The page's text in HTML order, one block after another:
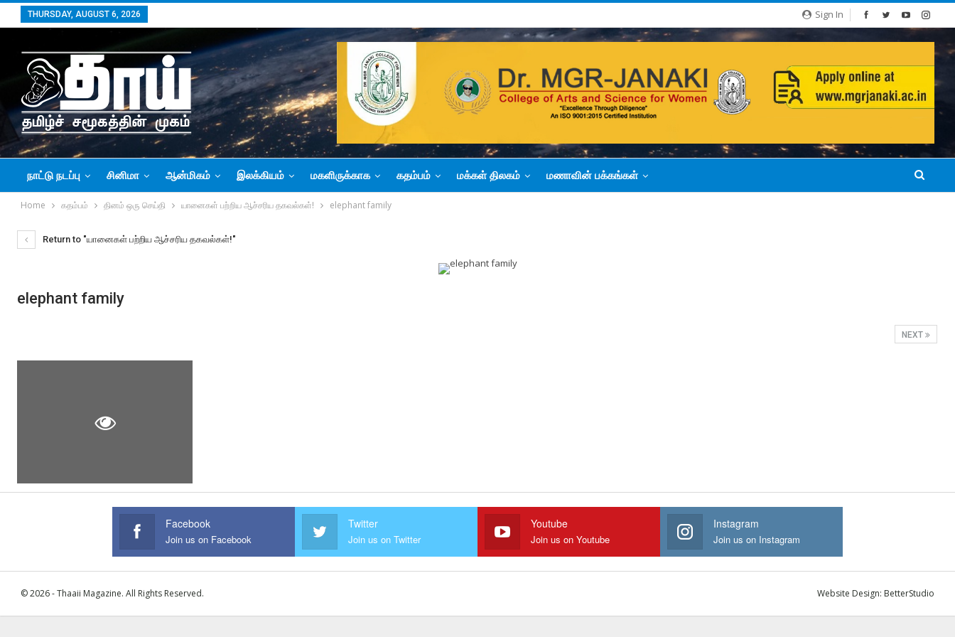
Sign In
THURSDAY, AUGUST 6, 2026
நாட்டு நடப்பு சினிமா ஆன்மிகம் இலக்கியம் மகளிருக்காக கதம்பம் மக்கள் திலகம் மணாவின் பக்கங்கள்
Home கதம்பம் தினம் ஒரு செய்தி யானைகள் பற்றிய ஆச்சரிய தகவல்கள்! elephant family
Return to "யானைகள் பற்றிய ஆச்சரிய தகவல்கள்!"
elephant family
NEXT
Facebook
Join us on Facebook
Twitter
Join us on Twitter
Youtube
Join us on Youtube
Instagram
Join us on Instagram
© 2026 - Thaaii Magazine. All Rights Reserved. Website Design: BetterStudio